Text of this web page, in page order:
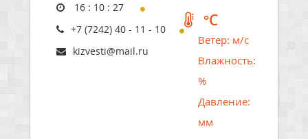
16 : 10 : 28
+7 (7242) 40 - 11 - 10
kizvesti@mail.ru
°C
Ветер: м/с
Влажность:
%
Давление:
мм